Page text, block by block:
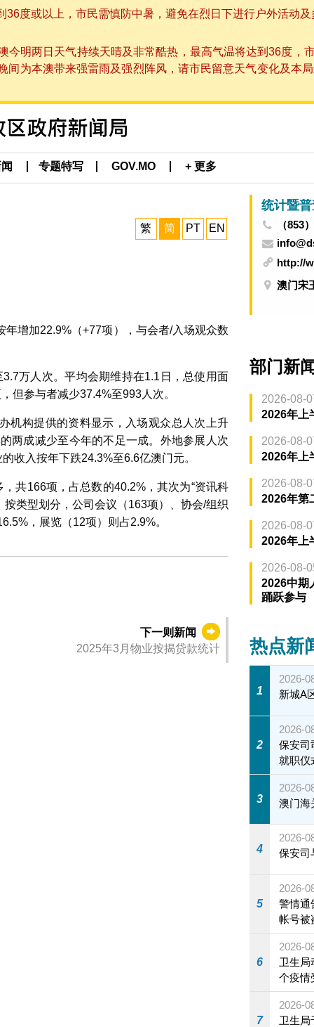
度或以上，市民需慎防中暑，避免在烈日下进行户外活动
明两日天气持续天晴及非常酷热，最高气温将达到36度，
间为本澳带来强雷雨及强烈阵风，请市民留意天气变化及本
专题特写 GOV.MO + 更多
繁 简 PT EN
增加22.9%（+77项），与会者/入场观众数
万人次。平均会期维持在1.1日，总使用面
但参与者减少37.4%至993人次。
机构提供的资料显示，入场观众总人次上升
两成减少至今年的不足一成。外地参展人次
收入按年下跌24.3%至6.6亿澳门元。
共166项，占总数的40.2%，其次为“资讯科
类型划分，公司会议（163项）、协会/组织
，展览（12项）则占2.9%。
下一则新闻
2025年3月物业按揭贷款统计
统计暨
（853
http://
澳门宋
部门新闻
2026-08-
2026年上
2026-08-
2026年上
2026-08-
2026年第
2026-08-
2026年上
2026-08-
2026中期
踊跃参与
热点新
1
2026-
新城A
2
2026-
保安司
就职仪
3
2026-
澳门海
4
2026-
5
2026-
警情通
帐号被
6
2026-
卫生局
个疫情
施
7
2026-
卫生局